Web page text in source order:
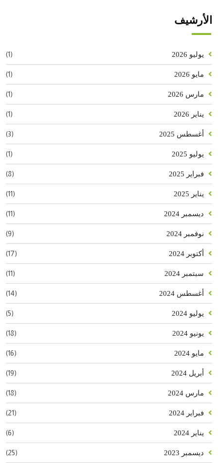
الأرشيف
يوليو 2026 (1)
مايو 2026 (1)
مارس 2026 (1)
يناير 2026 (1)
أغسطس 2025 (3)
يوليو 2025 (1)
فبراير 2025 (8)
يناير 2025 (11)
ديسمبر 2024 (11)
نوفمبر 2024 (9)
أكتوبر 2024 (17)
سبتمبر 2024 (11)
أغسطس 2024 (14)
يوليو 2024 (5)
يونيو 2024 (18)
مايو 2024 (16)
أبريل 2024 (19)
مارس 2024 (18)
فبراير 2024 (21)
يناير 2024 (6)
ديسمبر 2023 (25)